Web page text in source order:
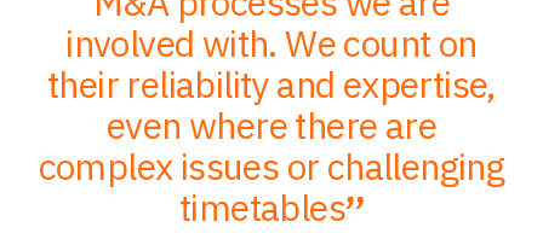
involved with. We count on
their reliability and expertise,
even where there are
complex issues or challenging
timetables